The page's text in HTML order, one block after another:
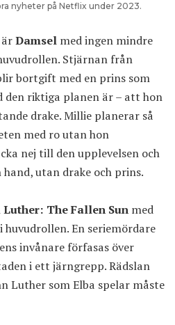
nyheter på Netflix under 2023.
Damsel med ingen mindre
Stjärnan från
bortgift med en prins som
den riktiga planen är – att hon
drake. Millie planerar så
med ro utan hon
nej till den upplevelsen och
utan drake och prins.
Luther: The Fallen Sun med
En seriemördare
invånare förfasas över
i ett järngrepp. Rädslan
Luther som Elba spelar måste